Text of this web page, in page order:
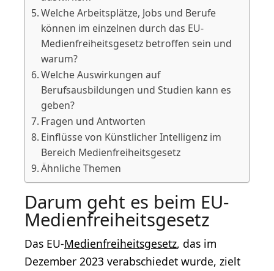
Welche Arbeitsplätze, Jobs und Berufe
können im einzelnen durch das EU-
Medienfreiheitsgesetz betroffen sein und
warum?
Welche Auswirkungen auf
Berufsausbildungen und Studien kann es
geben?
Fragen und Antworten
Einflüsse von Künstlicher Intelligenz im
Bereich Medienfreiheitsgesetz
Ähnliche Themen
Darum geht es beim EU-
Medienfreiheitsgesetz
Das EU-Medienfreiheitsgesetz, das im
Dezember 2023 verabschiedet wurde, zielt